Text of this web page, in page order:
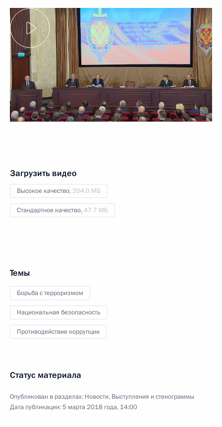
Загрузить видео
Высокое качество, 204.0 МБ
Стандартное качество,47.7 МБ
Темы
Борьба с терроризмом
Национальная безопасность
Противодействие коррупции
Статус материала
Опубликован в разделах: Новости, Выступления и стенограммы
Дата публикации:5 марта 2018 года, 14:00